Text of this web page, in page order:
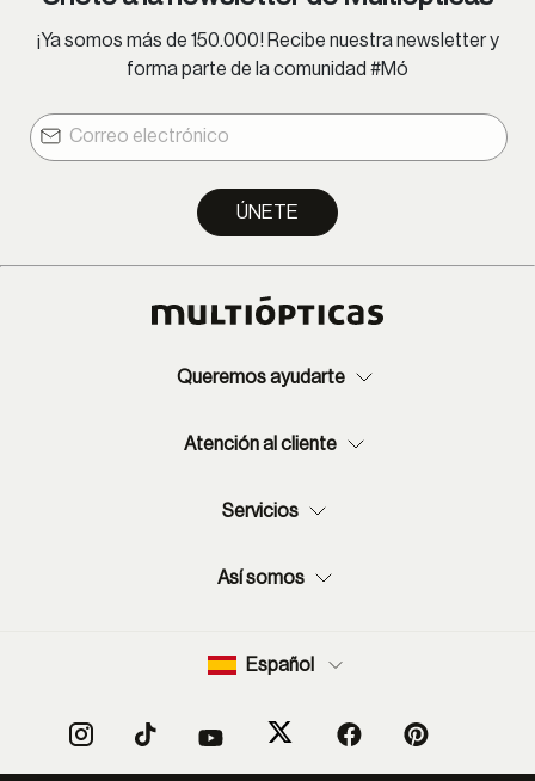
¡Ya somos más de 150.000! Recibe nuestra newsletter y
forma parte de la comunidad #Mó
ÚNETE
Queremos ayudarte
Atención al cliente
Servicios
Así somos
Español